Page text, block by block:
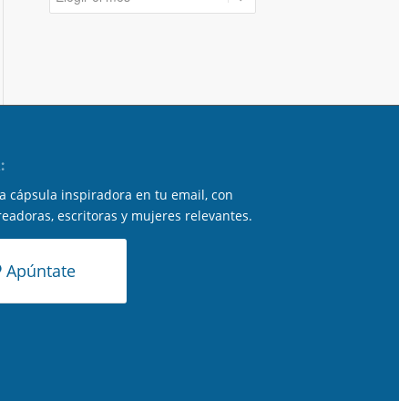
cápsula inspiradora en tu email, con
escritoras y mujeres relevantes.
Apúntate